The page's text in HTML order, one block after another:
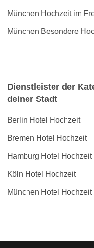
München Hochzeit im
München Besondere
Dienstleister der
deiner Stadt
Berlin Hotel Hochzeit
Bremen Hotel Hochzeit
Hamburg Hotel Hochzeit
Köln Hotel Hochzeit
München Hotel Hochzeit